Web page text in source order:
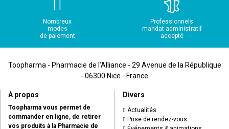
Nombreux
modes
de paiement
Professionnels
mandat administratif
accepté
Toopharma - Pharmacie de l’Alliance - 29 Avenue de la République
- 06300 Nice - France
À propos
Toopharma vous permet de
commander en ligne, de retirer
vos produits à la Pharmacie de
Divers
Actualités
Prise de rendez-vous